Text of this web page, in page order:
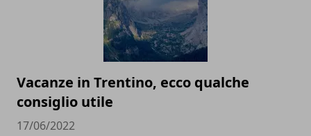
Vacanze in Trentino, ecco qualche
consiglio utile
17/06/2022